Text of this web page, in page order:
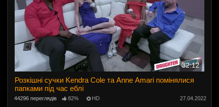
32:12
Розкішні сучки Kendra Cole та Anne Amari помінялися
папками під час еблі
44296 переглядів 82% HD 27.04.2022